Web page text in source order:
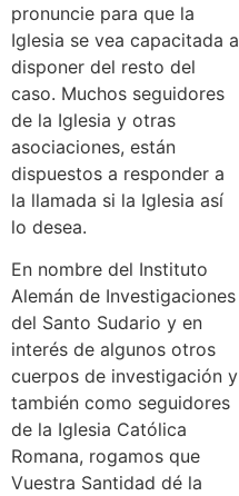
pronuncie para que la
Iglesia se vea capacitada a
disponer del resto del
caso. Muchos seguidores
de la Iglesia y otras
asociaciones, están
dispuestos a responder a
la llamada si la Iglesia así
lo desea.
En nombre del Instituto
Alemán de Investigaciones
del Santo Sudario y en
interés de algunos otros
cuerpos de investigación y
también como seguidores
de la Iglesia Católica
Romana, rogamos que
Vuestra Santidad dé la